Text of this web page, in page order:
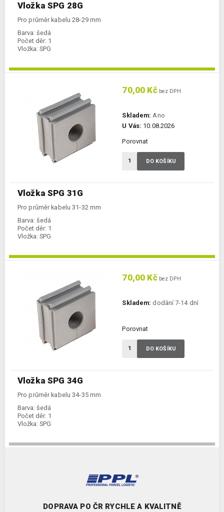
Vložka SPG 28G
Pro průměr kabelu 28-29 mm
Barva: šedá
Počet děr: 1
Vložka: SPG
Vložka SPG 31G
Pro průměr kabelu 31-32 mm
Barva: šedá
Počet děr: 1
Vložka: SPG
70,00 Kčbez DPH
Skladem: Ano
U Vás: 10.08.2026
Porovnat
DO KOŠÍKU
Vložka SPG 34G
Pro průměr kabelu 34-35 mm
Barva: šedá
Počet děr: 1
Vložka: SPG
70,00 Kčbez DPH
Skladem: dodání 7-14 dní
Porovnat
DO KOŠÍKU
DOPRAVA PO ČR RYCHLE A KVALITNĚ